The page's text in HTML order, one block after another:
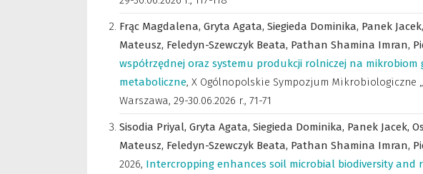
Frąc Magdalena, Gryta Agata, Siegieda Dominika, Panek Jacek,
Mateusz, Feledyn-Szewczyk Beata, Pathan Shamina Imran,
współrzędnej oraz systemu produkcji rolniczej na mikrobiom
metaboliczne, X Ogólnopolskie Sympozjum Mikrobiologiczne
Warszawa, 29-30.06.2026 r., 71-71
Sisodia Priyal, Gryta Agata, Siegieda Dominika, Panek Jacek,
Mateusz, Feledyn-Szewczyk Beata, Pathan Shamina Imran,
2026, Intercropping enhances soil microbial biodiversity and